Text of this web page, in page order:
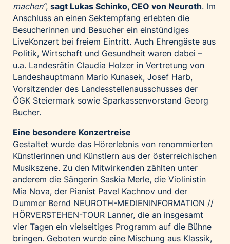
Vollpension
win2day
Wolt
woom bikes
Kontakt
machen“, sagt Lukas Schinko, CEO von Neuroth. Im
Anschluss an einen Sektempfang erlebten die
Besucherinnen und Besucher ein einstündiges
LiveKonzert bei freiem Eintritt. Auch Ehrengäste aus
Politik, Wirtschaft und Gesundheit waren dabei –
u.a. Landesrätin Claudia Holzer in Vertretung von
Landeshauptmann Mario Kunasek, Josef Harb,
Vorsitzender des Landesstellenausschusses der
ÖGK Steiermark sowie Sparkassenvorstand Georg
Bucher.
Eine besondere Konzertreise
Gestaltet wurde das Hörerlebnis von renommierten
Künstlerinnen und Künstlern aus der österreichischen
Musikszene. Zu den Mitwirkenden zählten unter
anderem die Sängerin Saskia Merle, die Violinistin
Mia Nova, der Pianist Pavel Kachnov und der
Dummer Bernd NEUROTH-MEDIENINFORMATION //
HÖRVERSTEHEN-TOUR Lanner, die an insgesamt
vier Tagen ein vielseitiges Programm auf die Bühne
bringen. Geboten wurde eine Mischung aus Klassik,